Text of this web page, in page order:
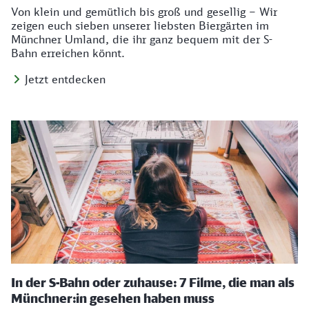
Von klein und gemütlich bis groß und gesellig – Wir
zeigen euch sieben unserer liebsten Biergärten im
Münchner Umland, die ihr ganz bequem mit der S-
Bahn erreichen könnt.
Jetzt entdecken
In der S-Bahn oder zuhause: 7 Filme, die man als
Münchner:in gesehen haben muss